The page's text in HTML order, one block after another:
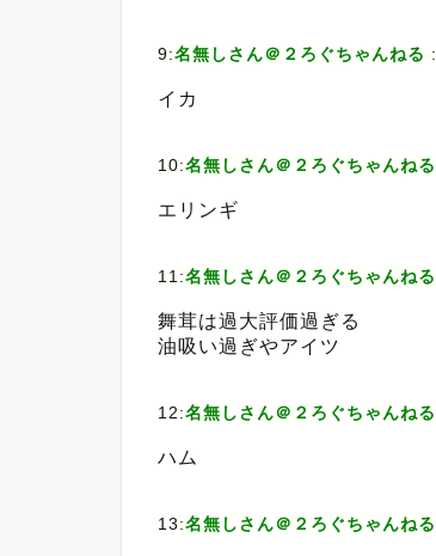
9:名無しさん＠２ろぐちゃんねる :
イカ
10:名無しさん＠２ろぐちゃんねる
エリンギ
11:名無しさん＠２ろぐちゃんねる
舞茸は過大評価過ぎる
油吸い過ぎやアイツ
12:名無しさん＠２ろぐちゃんねる
ハム
13:名無しさん＠２ろぐちゃんねる